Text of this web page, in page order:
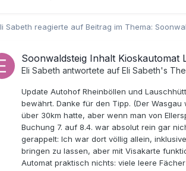
Sabeth reagierte auf Beitrag im Thema:
Soonwaldsteig Inhalt Kioskautomat
Eli Sabeth antwortete auf Eli Sabeth's
Update Autohof Rheinböllen und
bewährt. Danke für den Tipp. (Der
über 30km hatte, aber wenn man von
Buchung 7. auf 8.4. war absolut rein gar
gerappelt: Ich war dort völlig allein,
bringen zu lassen, aber mit Visakarte
Automat praktisch nichts: viele leere